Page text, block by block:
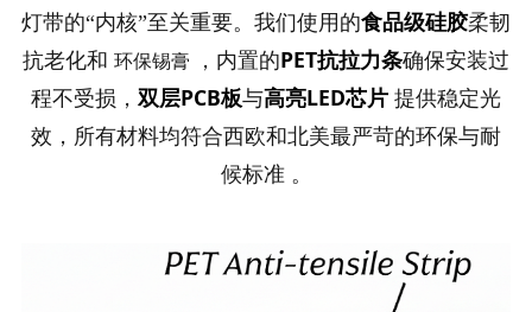
灯带的“内核”至关重要。我们使用的食品级硅胶柔韧
抗老化和 环保锡膏 ，内置的PET抗拉力条确保安装过
程不受损， 双层PCB板与高亮LED芯片 提供稳定光
效，所有材料均符合西欧和北美最严苛的环保与耐
候标准 。